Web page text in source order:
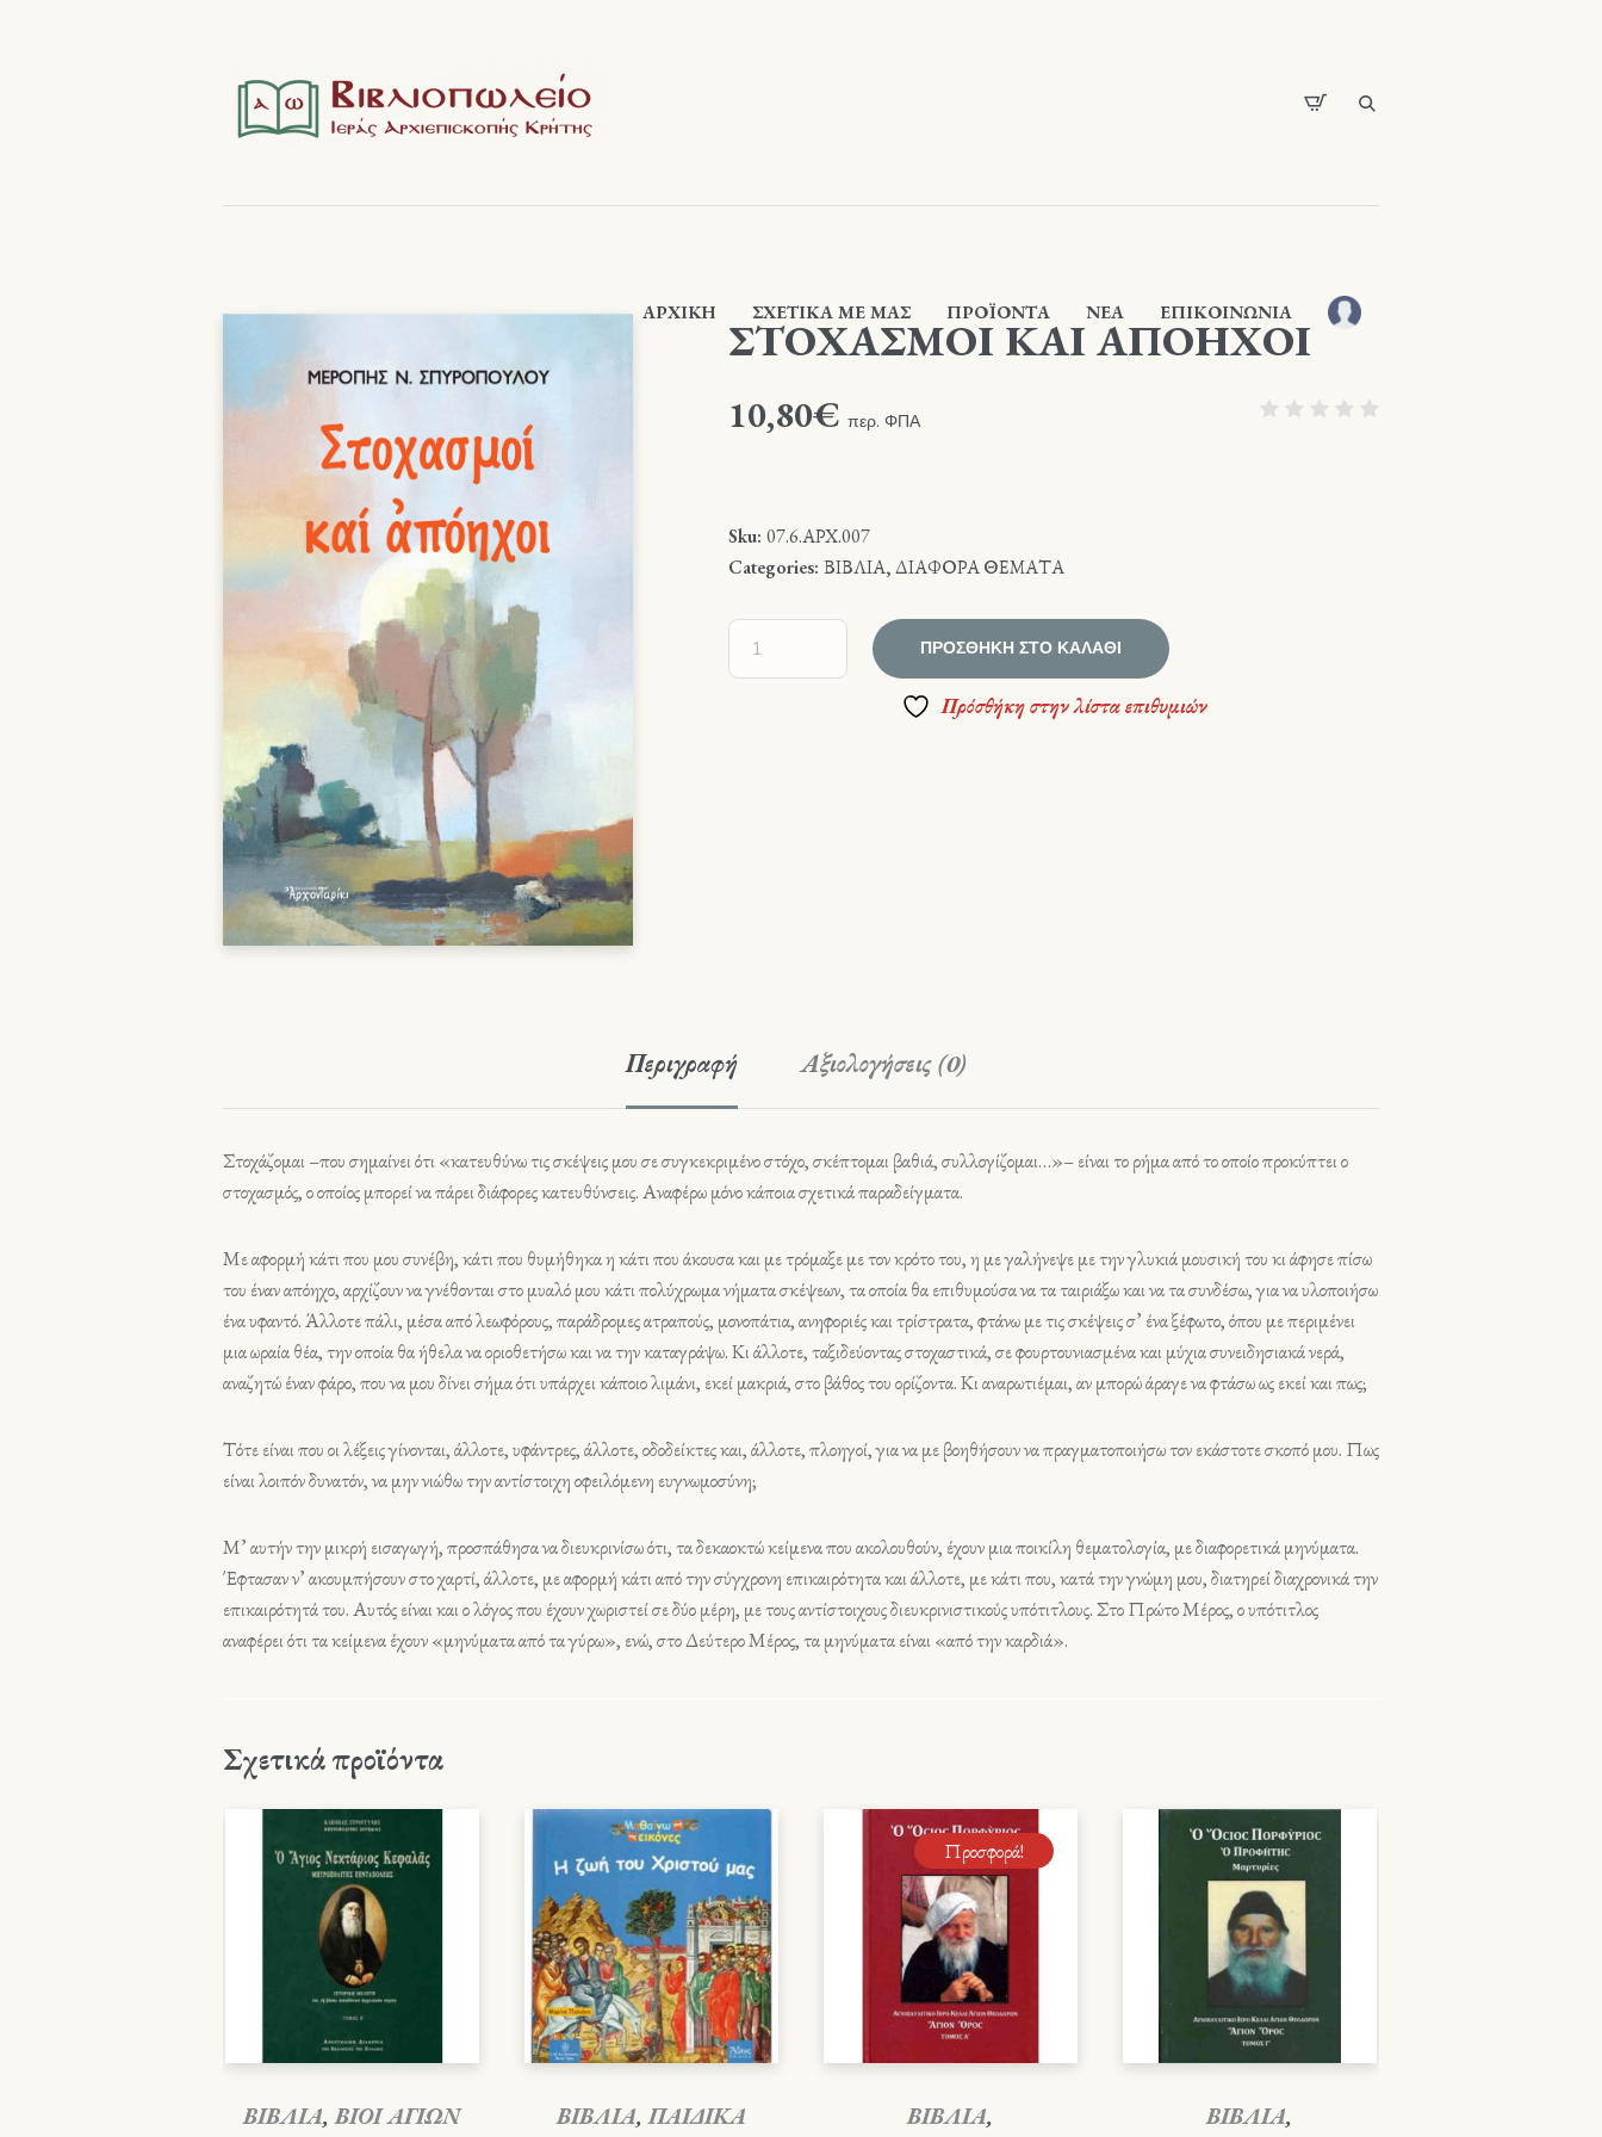
ΑΡΧΙΚΉ ΣΧΕΤΙΚΆ ΜΕ ΜΑΣ ΠΡΟΪΟΝΤΑ ΝΕΑ ΕΠΙΚΟΙΝΩΝΙΑ
ΣΤΟΧΑΣΜΟΙ ΚΑΙ ΑΠΟΗΧΟΙ
10,80€ περ. ΦΠΑ
Sku:07.6.ΑΡΧ.007
Categories:ΒΙΒΛΙΑ,ΔΙΑΦΟΡΑ ΘΕΜΑΤΑ
ΠΡΟΣΘΉΚΗ ΣΤΟ ΚΑΛΆΘΙ
Πρόσθήκη στην λίστα επιθυμιών
Περιγραφή Αξιολογήσεις (0)
Στοχάζομαι –που σημαίνει ότι «κατευθύνω τις σκέψεις μου σε συγκεκριμένο στόχο, σκέπτομαι βαθιά, συλλογίζομαι…»– είναι το ρήμα από το οποίο προκύπτει ο
στοχασμός, ο οποίος μπορεί να πάρει διάφορες κατευθύνσεις. Αναφέρω μόνο κάποια σχετικά παραδείγματα.
Με αφορμή κάτι που μου συνέβη, κάτι που θυμήθηκα η κάτι που άκουσα και με τρόμαξε με τον κρότο του, η με γαλήνεψε με την γλυκιά μουσική του κι άφησε πίσω
του έναν απόηχο, αρχίζουν να γνέθονται στο μυαλό μου κάτι πολύχρωμα νήματα σκέψεων, τα οποία θα επιθυμούσα να τα ταιριάξω και να τα συνδέσω, για να υλοποιήσω
ένα υφαντό. Άλλοτε πάλι, μέσα από λεωφόρους, παράδρομες ατραπούς, μονοπάτια, ανηφοριές και τρίστρατα, φτάνω με τις σκέψεις σ’ ένα ξέφωτο, όπου με περιμένει
μια ωραία θέα, την οποία θα ήθελα να οριοθετήσω και να την καταγράψω. Κι άλλοτε, ταξιδεύοντας στοχαστικά, σε φουρτουνιασμένα και μύχια συνειδησιακά νερά,
αναζητώ έναν φάρο, που να μου δίνει σήμα ότι υπάρχει κάποιο λιμάνι, εκεί μακριά, στο βάθος του ορίζοντα. Κι αναρωτιέμαι, αν μπορώ άραγε να φτάσω ως εκεί και πως;
Τότε είναι που οι λέξεις γίνονται, άλλοτε, υφάντρες, άλλοτε, οδοδείκτες και, άλλοτε, πλοηγοί, για να με βοηθήσουν να πραγματοποιήσω τον εκάστοτε σκοπό μου. Πως
είναι λοιπόν δυνατόν, να μην νιώθω την αντίστοιχη οφειλόμενη ευγνωμοσύνη;
Μ’ αυτήν την μικρή εισαγωγή, προσπάθησα να διευκρινίσω ότι, τα δεκαοκτώ κείμενα που ακολουθούν, έχουν μια ποικίλη θεματολογία, με διαφορετικά μηνύματα.
Έφτασαν ν’ ακουμπήσουν στο χαρτί, άλλοτε, με αφορμή κάτι από την σύγχρονη επικαιρότητα και άλλοτε, με κάτι που, κατά την γνώμη μου, διατηρεί διαχρονικά την
επικαιρότητά του. Αυτός είναι και ο λόγος που έχουν χωριστεί σε δύο μέρη, με τους αντίστοιχους διευκρινιστικούς υπότιτλους. Στο Πρώτο Μέρος, ο υπότιτλος
αναφέρει ότι τα κείμενα έχουν «μηνύματα από τα γύρω», ενώ, στο Δεύτερο Μέρος, τα μηνύματα είναι «από την καρδιά».
Σχετικά προϊόντα
ΒΙΒΛΙΑ,ΒΙΟΙ ΑΓΙΩΝ ΒΙΒΛΙΑ,ΠΑΙΔΙΚΑ
Προσφορά!
ΒΙΒΛΙΑ,
ΒΙΒΛΙΑ,